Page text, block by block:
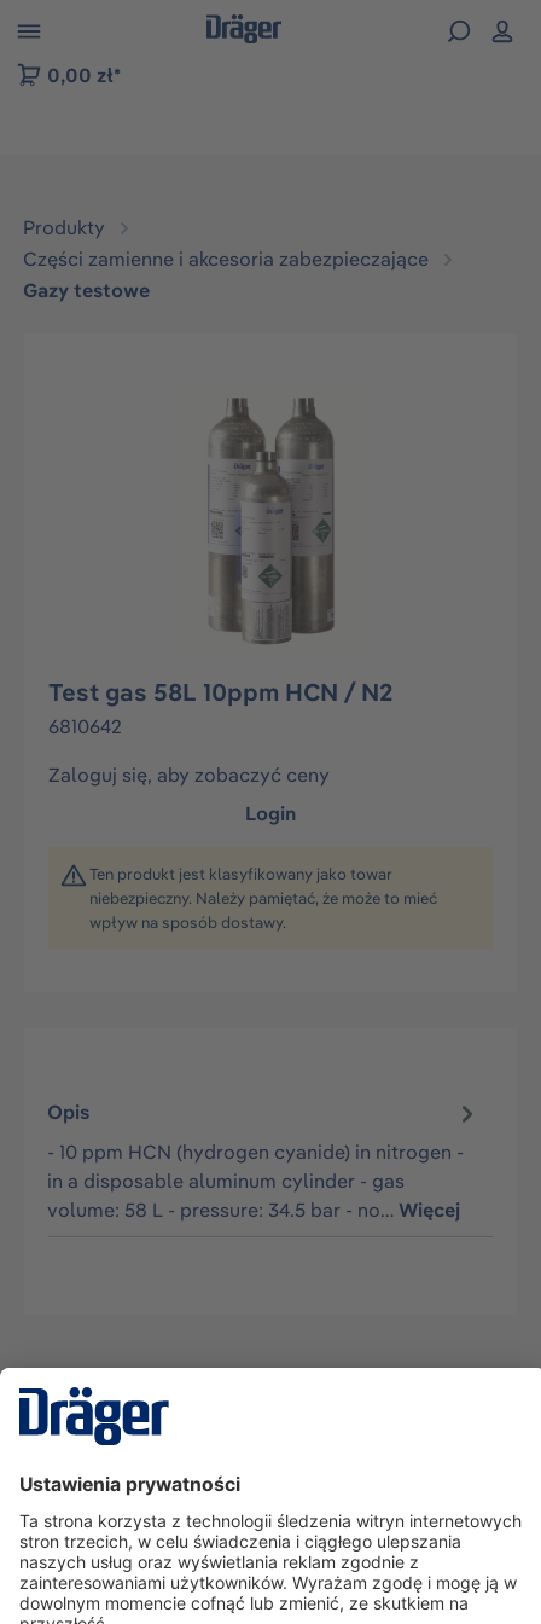
do nawigacji na platformie B2B
0,00 zł*
Produkty
Części zamienne i akcesoria zabezpieczające
Gazy testowe
Test gas 58L 10ppm HCN / N2
6810642
Zaloguj się, aby zobaczyć ceny
Login
Ten produkt jest klasyfikowany jako towar
niebezpieczny. Należy pamiętać, że może to mieć
wpływ na sposób dostawy.
Opis
- 10 ppm HCN (hydrogen cyanide) in nitrogen -
in a disposable aluminum cylinder - gas
volume: 58 L - pressure: 34.5 bar - no…Więcej
Serwisowa linia hotline
O nas